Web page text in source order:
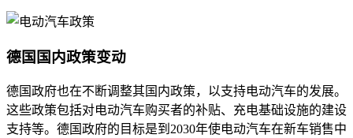
德国国内政策变动
德国政府也在不断调整其国内政策，以支持电动汽车的发展。
这些政策包括对电动汽车购买者的补贴、充电基础设施的建设
支持等。德国政府的目标是到2030年使电动汽车在新车销售中